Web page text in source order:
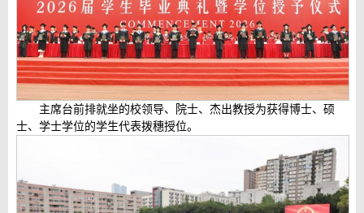
主席台前排就坐的校领导、院士、杰出教授为获得博士、硕
士、学士学位的学生代表拨穗授位。